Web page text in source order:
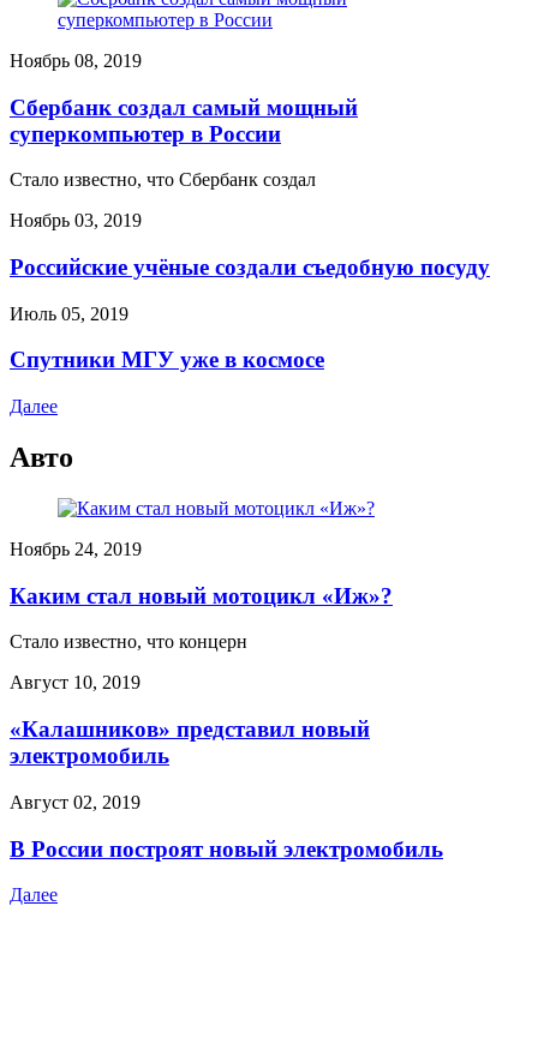
Ноябрь 08, 2019
Сбербанк создал самый мощный
суперкомпьютер в России
Стало известно, что Сбербанк создал
Ноябрь 03, 2019
Российские учёные создали съедобную посуду
Июль 05, 2019
Спутники МГУ уже в космосе
Далее
Авто
Ноябрь 24, 2019
Каким стал новый мотоцикл «Иж»?
Стало известно, что концерн
Август 10, 2019
«Калашников» представил новый
электромобиль
Август 02, 2019
В России построят новый электромобиль
Далее